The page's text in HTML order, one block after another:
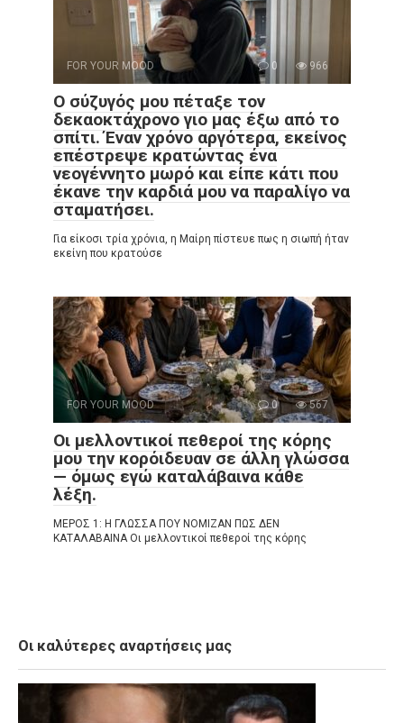
FOR YOUR MOOD 0 966
Ο σύζυγός μου πέταξε τον
δεκαοκτάχρονο γιο μας έξω από το
σπίτι. Έναν χρόνο αργότερα, εκείνος
επέστρεψε κρατώντας ένα
νεογέννητο μωρό και είπε κάτι που
έκανε την καρδιά μου να παραλίγο να
σταματήσει.
Για είκοσι τρία χρόνια, η Μαίρη πίστευε πως η σιωπή ήταν
εκείνη που κρατούσε
FOR YOUR MOOD 0 567
Οι μελλοντικοί πεθεροί της κόρης
μου την κορόιδευαν σε άλλη γλώσσα
— όμως εγώ καταλάβαινα κάθε
λέξη.
ΜΕΡΟΣ 1: Η ΓΛΩΣΣΑ ΠΟΥ ΝΟΜΙΖΑΝ ΠΩΣ ΔΕΝ
ΚΑΤΑΛΑΒΑΙΝΑ Οι μελλοντικοί πεθεροί της κόρης
Οι καλύτερες αναρτήσεις μας